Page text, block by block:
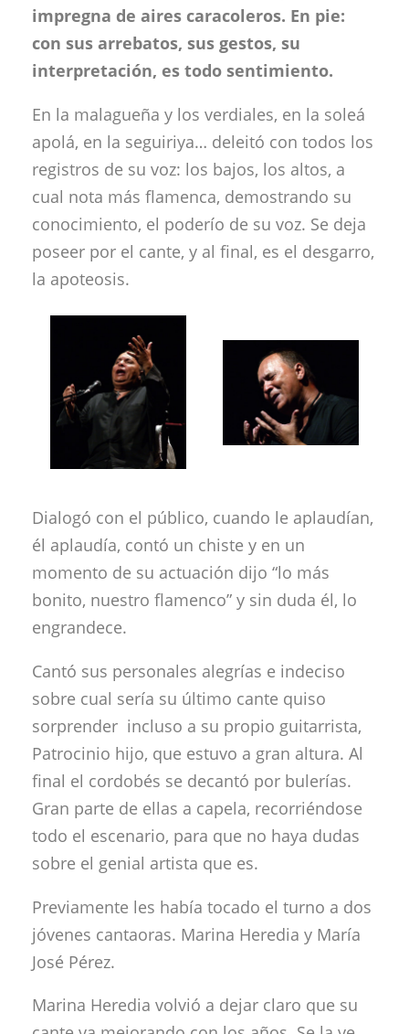
impregna de aires caracoleros. En pie:
con sus arrebatos, sus gestos, su
interpretación, es todo sentimiento.
En la malagueña y los verdiales, en la soleá
apolá, en la seguiriya… deleitó con todos los
registros de su voz: los bajos, los altos, a
cual nota más flamenca, demostrando su
conocimiento, el poderío de su voz. Se deja
poseer por el cante, y al final, es el desgarro,
la apoteosis.
Dialogó con el público, cuando le aplaudían,
él aplaudía, contó un chiste y en un
momento de su actuación dijo “lo más
bonito, nuestro flamenco” y sin duda él, lo
engrandece.
Cantó sus personales alegrías e indeciso
sobre cual sería su último cante quiso
sorprender incluso a su propio guitarrista,
Patrocinio hijo, que estuvo a gran altura. Al
final el cordobés se decantó por bulerías.
Gran parte de ellas a capela, recorriéndose
todo el escenario, para que no haya dudas
sobre el genial artista que es.
Previamente les había tocado el turno a dos
jóvenes cantaoras. Marina Heredia y María
José Pérez.
Marina Heredia volvió a dejar claro que su